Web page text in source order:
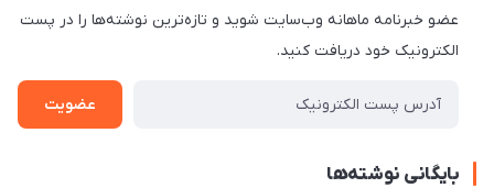
عضو خبرنامه ماهانه وب‌سایت شوید و تازه‌ترین نوشته‌ها را در پست
الکترونیک خود دریافت کنید.
عضویت
بایگانی نوشته‌ها